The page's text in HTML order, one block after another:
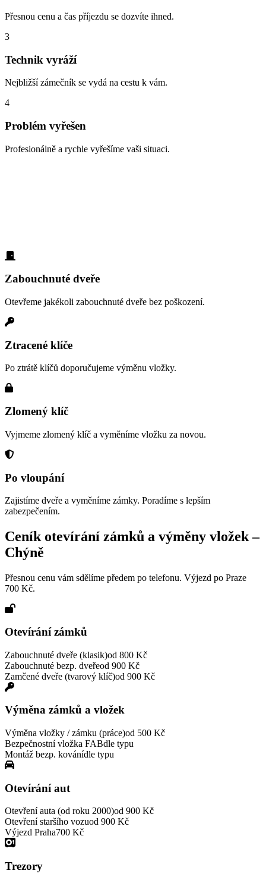
Přesnou cenu a čas příjezdu se dozvíte ihned.
3
Technik vyráží
Nejbližší zámečník se vydá na cestu k vám.
4
Problém vyřešen
Profesionálně a rychle vyřešíme vaši situaci.
Zabouchnuté dveře
Otevřeme jakékoli zabouchnuté dveře bez poškození.
Ztracené klíče
Po ztrátě klíčů doporučujeme výměnu vložky.
Zlomený klíč
Vyjmeme zlomený klíč a vyměníme vložku za novou.
Po vloupání
Zajistíme dveře a vyměníme zámky. Poradíme s lepším
zabezpečením.
Ceník otevírání zámků a výměny vložek –
Chýně
Přesnou cenu vám sdělíme předem po telefonu. Výjezd po Praze
700 Kč.
Otevírání zámků
Zabouchnuté dveře (klasik)od 800 Kč
Zabouchnuté bezp. dveřeod 900 Kč
Zamčené dveře (tvarový klíč)od 900 Kč
Výměna zámků a vložek
Výměna vložky / zámku (práce)od 500 Kč
Bezpečnostní vložka FABdle typu
Montáž bezp. kovánídle typu
Otevírání aut
Otevření auta (od roku 2000)od 900 Kč
Otevření staršího vozuod 900 Kč
Výjezd Praha700 Kč
Trezory